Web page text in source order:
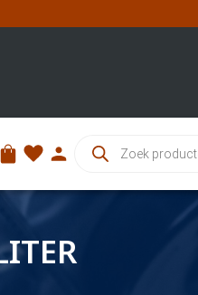
Producten
zoeken